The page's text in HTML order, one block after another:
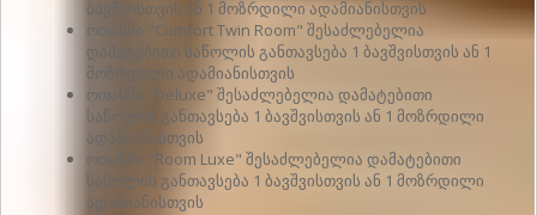
ბავშვისთვის ან 1 მოზრდილი ადამიანისთვის
ოთახში "Comfort Twin Room" შესაძლებელია
დამატებითი საწოლის განთავსება 1 ბავშვისთვის ან 1
მოზრდილი ადამიანისთვის
ოთახში "Deluxe" შესაძლებელია დამატებითი
საწოლის განთავსება 1 ბავშვისთვის ან 1 მოზრდილი
ადამიანისთვის
ოთახში "Room Luxe" შესაძლებელია დამატებითი
საწოლის განთავსება 1 ბავშვისთვის ან 1 მოზრდილი
ადამიანისთვის